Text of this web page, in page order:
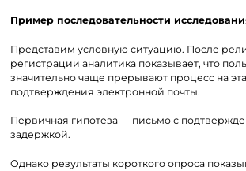
Пример последовательности
Представим условную ситуацию. После
регистрации аналитика показывает, что
значительно чаще прерывают процесс на
подтверждения электронной почты.
Первичная гипотеза — письмо с
задержкой.
Однако результаты короткого опроса